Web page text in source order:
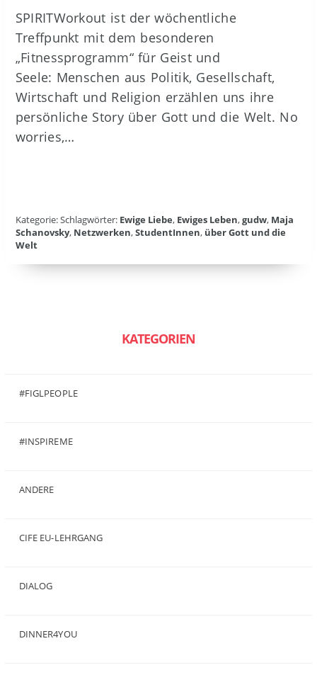
SPIRITWorkout ist der wöchentliche
Treffpunkt mit dem besonderen
„Fitnessprogramm“ für Geist und
Seele: Menschen aus Politik, Gesellschaft,
Wirtschaft und Religion erzählen uns ihre
persönliche Story über Gott und die Welt. No
worries,…
Kategorie: Schlagwörter: Ewige Liebe, Ewiges Leben,gudw, Maja
Schanovsky, Netzwerken,StudentInnen, über Gott und die
Welt
KATEGORIEN
#FIGLPEOPLE
#INSPIREME
ANDERE
CIFE EU-LEHRGANG
DIALOG
DINNER4YOU